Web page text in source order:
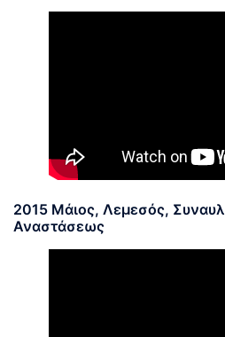
2015 Μάιος, Λεμεσός,
Αναστάσεως